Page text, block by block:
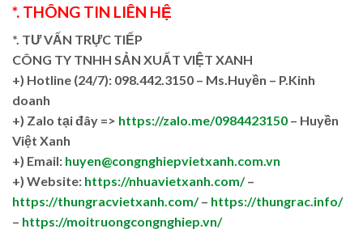
*. THÔNG TIN LIÊN HỆ
*. TƯ VẤN TRỰC TIẾP
CÔNG TY TNHH SẢN XUẤT VIỆT XANH
+) Hotline (24/7): 098.442.3150 – Ms.Huyền – P.Kinh
doanh
+) Zalo tại đây => https://zalo.me/0984423150 – Huyền
Việt Xanh
+) Email: huyen@congnghiepvietxanh.com.vn
+) Website: https://nhuavietxanh.com/–
https://thungracvietxanh.com/– https://thungrac.info/
– https://moitruongcongnghiep.vn/